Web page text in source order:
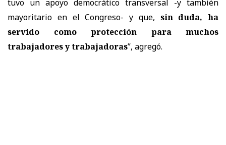
tuvo un apoyo democrático transversal -y también
mayoritario en el Congreso- y que, sin duda, ha
servido como protección para muchos
trabajadores y trabajadoras”, agregó.